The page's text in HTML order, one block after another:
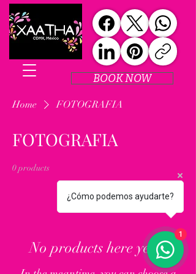
BOOK NOW
Home FOTOGRAFIA
FOTOGRAFIA
0 products
No products here yet...
¿Cómo podemos ayudarte?
1